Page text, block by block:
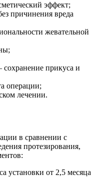
эффект;
причинения вреда
жевательной
прикуса и
операции;
лечении.
в сравнении с
протезирования,
установки от 2,5 месяца